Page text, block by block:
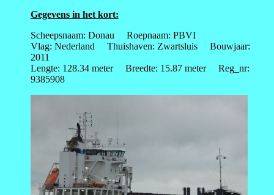
Gegevens in het kort:
Scheepsnaam: Donau Roepnaam: PBVI
Vlag: Nederland Thuishaven: Zwartsluis Bouwjaar:
2011
Lengte: 128.34 meter Breedte: 15.87 meter Reg_nr:
9385908